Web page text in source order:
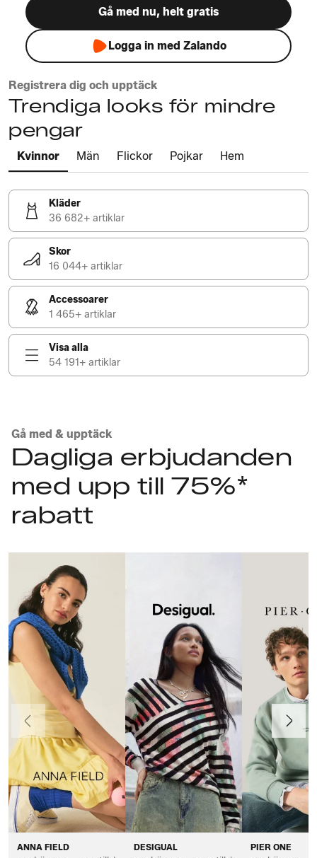
Gå med nu, helt gratis
Logga in med Zalando
Registrera dig och upptäck
Trendiga looks för mindre
pengar
Kvinnor Män Flickor Pojkar Hem
Kläder
36 682+ artiklar
Skor
16 044+ artiklar
Accessoarer
1 465+ artiklar
Visa alla
54 191+ artiklar
Gå med & upptäck
Dagliga erbjudanden
med upp till 75%*
rabatt
ANNA FIELD DESIGUAL PIER ONE
Föregående Nästa